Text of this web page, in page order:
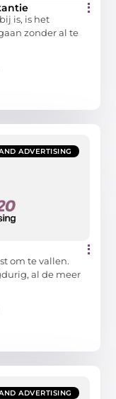
is, is het
zonder al te
ADVERTISING
om te vallen.
al de meer
ADVERTISING